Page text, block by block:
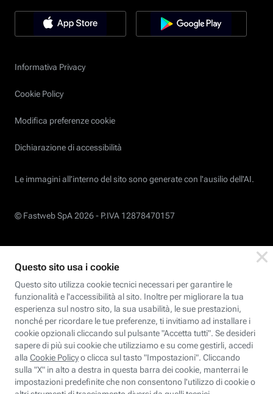
Informativa Privacy
Cookie Policy
Modifica preferenze cookie
Dichiarazione di accessibilità
Le immagini all’interno del sito sono generate con l'ausilio dell'AI.
© Fastweb SpA 2026 - P.IVA 12878470157